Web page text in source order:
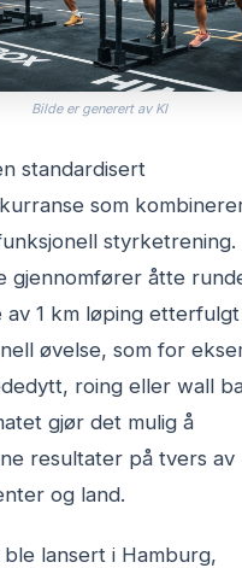
Bilde er generert av KI
standardisert
som
styrketrening.
gjennomfører åtte
av 1 km løping
øvelse, som for
roing eller wall
gjør det mulig å
resultater på tvers av
og land.
lansert i Hamburg,